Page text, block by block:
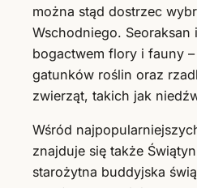
można stąd dostrzec
Wschodniego. Seoraksan
bogactwem flory i fauny
gatunków roślin oraz
zwierząt, takich jak
Wśród
znajduje się także
starożytna buddyjska